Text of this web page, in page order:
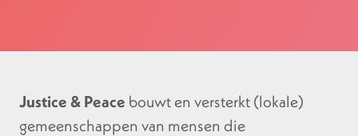
Justice & Peace bouwt en versterkt (lokale)
gemeenschappen van mensen die